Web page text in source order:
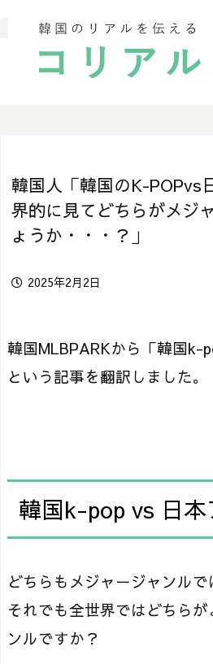
韓国人「韓国のK-POPvs
界的に見てどちらがメジ
ょうか・・・？」
2025年2月2日
韓国MLBPARKから「韓国k-
という記事を翻訳しました。
韓国k-pop vs 日本
どちらもメジャージャンルで
それでも全世界ではどちら
ンルですか？